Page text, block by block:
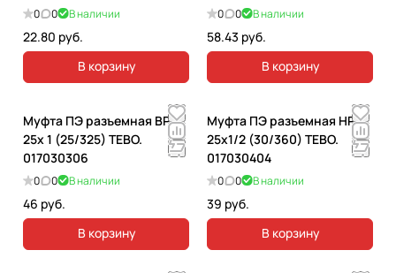
0 0 В наличии
22.80 руб.
В корзину
0 0 В наличии
58.43 руб.
В корзину
Муфта ПЭ разъемная ВР
25x 1 (25/325) TEBO.
017030306
0 0 В наличии
46 руб.
В корзину
Муфта ПЭ разъемная НР
25x1/2 (30/360) TEBO.
017030404
0 0 В наличии
39 руб.
В корзину